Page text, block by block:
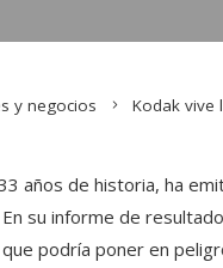
y negocios Kodak vive
años de historia, ha
su informe de
podría poner en